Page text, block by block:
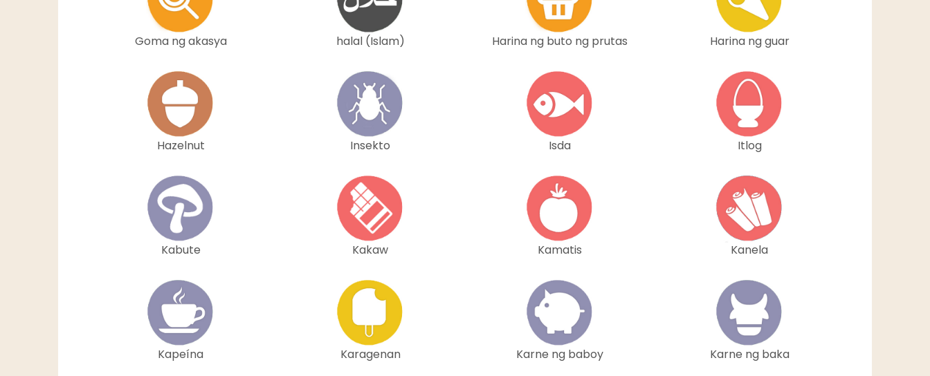
Goma ng akasya halal (Islam) Harina ng buto ng prutas Harina ng guar
Hazelnut Insekto Isda Itlog
Kabute Kakaw Kamatis Kanela
Kapeína Karagenan Karne ng baboy Karne ng baka